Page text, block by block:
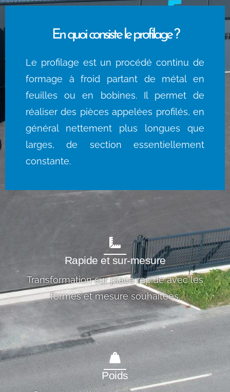
En quoi consiste le profilage ?
Le profilage est un procédé continu de
formage à froid partant de métal en
feuilles ou en bobines. Il permet de
réaliser des pièces appelées profilés, en
général nettement plus longues que
larges, de section essentiellement
constante.
Rapide et sur-mesure
Transformation sur place rapide avec les
formes et mesure souhaitées.
Poids